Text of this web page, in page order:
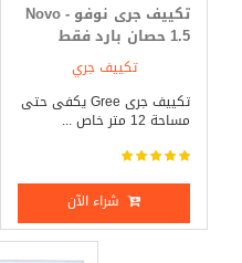
تكييف جرى نوفو - Novo
1.5 حصان بارد فقط
تكييف جري
تكييف جرى Gree يكفى حتى
مساحة 12 متر خاص ...
شراء الآن